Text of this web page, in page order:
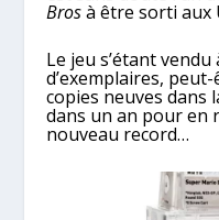
Brosà être sorti aux
Le jeu s’étant
d’exemplaires,
copies neuves dans
dans un an pour en
nouveau record…